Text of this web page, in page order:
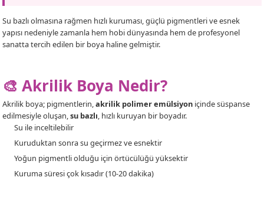
Su bazlı olmasına rağmen hızlı kuruması, güçlü pigmentleri ve esnek
yapısı nedeniyle zamanla hem hobi dünyasında hem de profesyonel
sanatta tercih edilen bir boya haline gelmiştir.
🎨 Akrilik Boya Nedir?
Akrilik boya; pigmentlerin,akrilik polimer emülsiyon içinde süspanse
edilmesiyle oluşan,su bazlı, hızlı kuruyan bir boyadır.
Su ile inceltilebilir
Kuruduktan sonra su geçirmez ve esnektir
Yoğun pigmentli olduğu için örtücülüğü yüksektir
Kuruma süresi çok kısadır (10-20 dakika)